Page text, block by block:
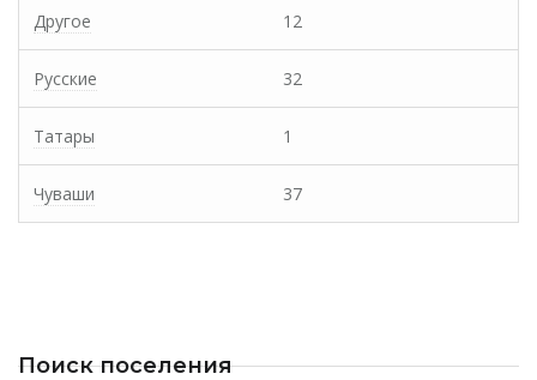
Другое 12
Русские 32
Татары 1
Чуваши 37
Поиск поселения